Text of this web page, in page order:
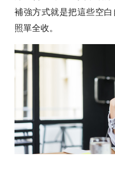
補強方式就是把這些空
照單全收。